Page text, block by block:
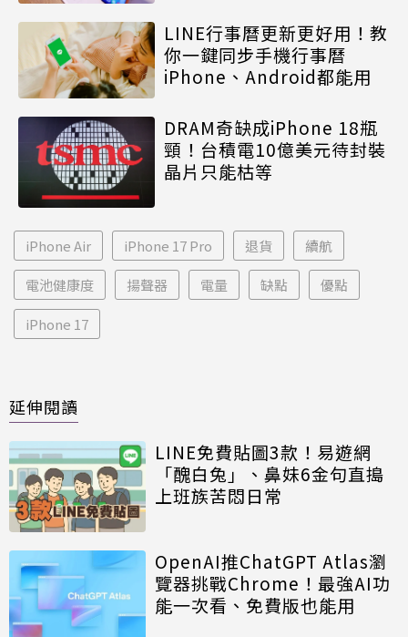
LINE行事曆更新更好用！教
你一鍵同步手機行事曆
iPhone、Android都能用
DRAM奇缺成iPhone 18瓶
頸！台積電10億美元待封裝
晶片只能枯等
iPhone Air iPhone 17 Pro 退貨 續航
電池健康度 揚聲器 電量 缺點 優點
iPhone 17
延伸閱讀
LINE免費貼圖3款！易遊網
「醜白兔」、鼻妹6金句直搗
上班族苦悶日常
OpenAI推ChatGPT Atlas瀏
覽器挑戰Chrome！最強AI功
能一次看、免費版也能用